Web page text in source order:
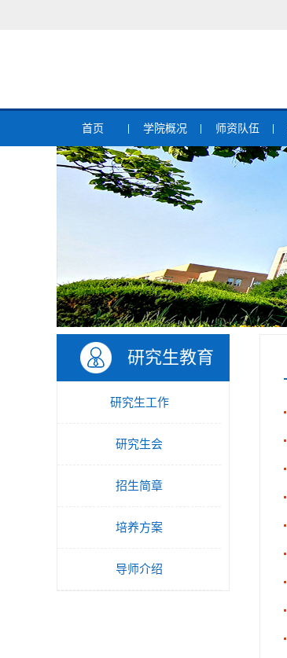
首页 学院概况 师资队伍
研究生教育
研究生工作
研究生会
招生简章
培养方案
导师介绍